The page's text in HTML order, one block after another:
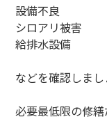
設備不良
シロアリ被害
給排水設備
などを確認しまし
必要最低限の修繕